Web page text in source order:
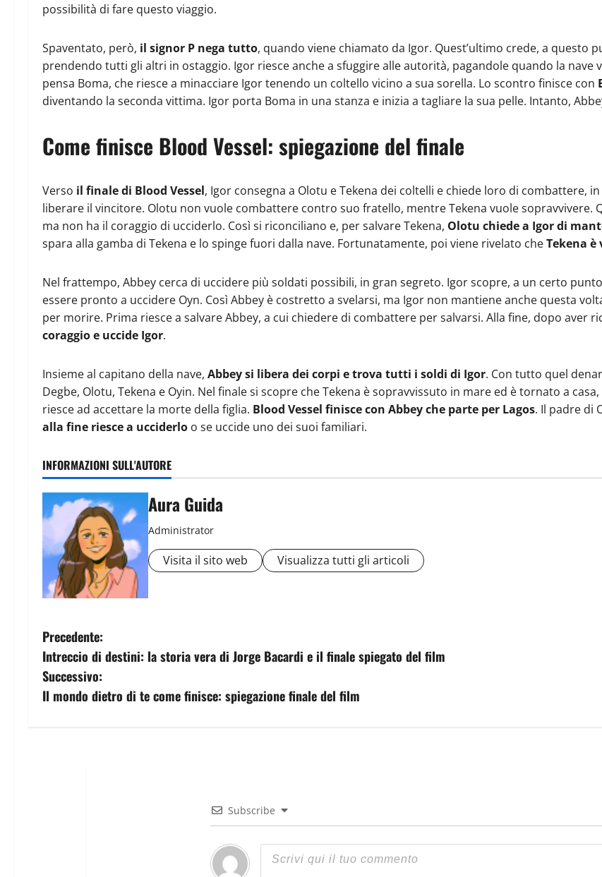
possibilità di fare questo viaggio.
Spaventato, però, il signor P nega tutto, quando viene chiamato da Igor. Quest’ultimo crede, a questo
prendendo tutti gli altri in ostaggio. Igor riesce anche a sfuggire alle autorità, pagandole quando la nave
pensa Boma, che riesce a minacciare Igor tenendo un coltello vicino a sua sorella. Lo scontro finisce con
diventando la seconda vittima. Igor porta Boma in una stanza e inizia a tagliare la sua pelle. Intanto,
Come finisce Blood Vessel: spiegazione del finale
Verso il finale di Blood Vessel, Igor consegna a Olotu e Tekena dei coltelli e chiede loro di combattere,
liberare il vincitore. Olotu non vuole combattere contro suo fratello, mentre Tekena vuole
ma non ha il coraggio di ucciderlo. Così si riconciliano e, per salvare Tekena, Olotu chiede a Igor di
spara alla gamba di Tekena e lo spinge fuori dalla nave. Fortunatamente, poi viene rivelato cheTekena è
Nel frattempo, Abbey cerca di uccidere più soldati possibili, in gran segreto. Igor scopre, a un certo
essere pronto a uccidere Oyn. Così Abbey è costretto a svelarsi, ma Igor non mantiene anche questa
per morire. Prima riesce a salvare Abbey, a cui chiedere di combattere per salvarsi. Alla fine, dopo aver
coraggio e uccide Igor.
Insieme al capitano della nave, Abbey si libera dei corpi e trova tutti i soldi di Igor. Con tutto quel
Degbe, Olotu, Tekena e Oyin. Nel finale si scopre che Tekena è sopravvissuto in mare ed è tornato a
riesce ad accettare la morte della figlia. Blood Vessel finisce con Abbey che parte per Lagos. Il padre di
alla fine riesce a ucciderlo o se uccide uno dei suoi familiari.
INFORMAZIONI SULL'AUTORE
Aura Guida
Administrator
Visita il sito web Visualizza tutti gli articoli
Precedente:
Intreccio di destini: la storia vera di Jorge Bacardi e il finale spiegato del film
Successivo:
Il mondo dietro di te come finisce: spiegazione finale del film
Subscribe